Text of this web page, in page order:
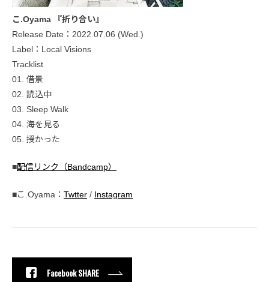
こ.Oyama 『折り合い』
Release Date：2022.07.06 (Wed.)
Label：Local Visions
Tracklist
01. 借景
02. 読込中
03. Sleep Walk
04. 海を見る
05. 授かった
■配信リンク（Bandcamp）
■こ.Oyama： Twtter / Instagram
Facebook SHARE